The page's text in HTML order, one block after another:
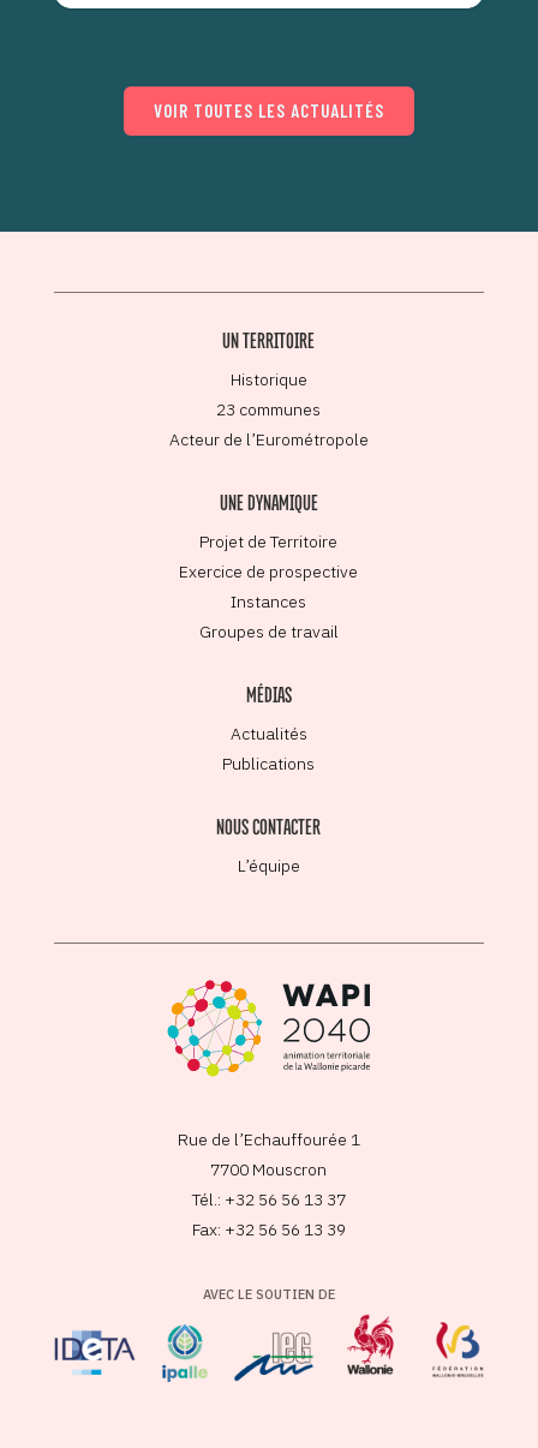
VOIR TOUTES LES ACTUALITÉS
UN TERRITOIRE
Historique
23 communes
Acteur de l’Eurométropole
UNE DYNAMIQUE
Projet de Territoire
Exercice de prospective
Instances
Groupes de travail
MÉDIAS
Actualités
Publications
NOUS CONTACTER
L’équipe
Rue de l’Echauffourée 1
7700 Mouscron
Tél.: +32 56 56 13 37
Fax: +32 56 56 13 39
AVEC LE SOUTIEN DE